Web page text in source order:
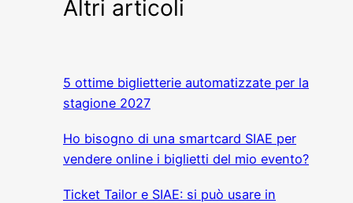
Altri articoli
5 ottime biglietterie automatizzate per la
stagione 2027
Ho bisogno di una smartcard SIAE per
vendere online i biglietti del mio evento?
Ticket Tailor e SIAE: si può usare in